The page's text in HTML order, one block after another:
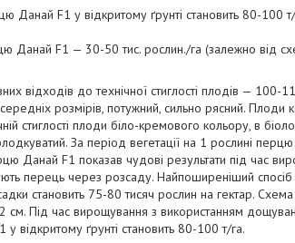
Данай F1 у відкритому ґрунті становить 80-100
Данай F1 — 30-50 тис. рослин./га (залежно від
відходів до технічної стиглості плодів — 100-
розмірів, потужний, сильно рясний. Плоди
стиглості плоди біло-кремового кольору, в
За період вегетації на 1 рослині
Данай F1 показав чудові результати під час
перець через розсаду. Найпоширеніший
становить 75-80 тисяч рослин на гектар.
Під час вирощування з використанням
відкритому ґрунті становить 80-100 т/га.